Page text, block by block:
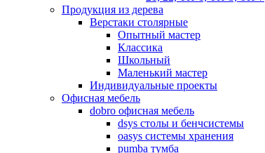
Продукция из дерева
Верстаки столярные
Опытный мастер
Классика
Школьный
Маленький мастер
Индивидуальные проекты
Офисная мебель
dobro офисная мебель
dsys столы и бенчсистемы
oasys системы хранения
pumba тумба